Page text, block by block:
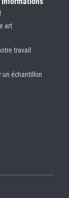
art
travail
un échantillon